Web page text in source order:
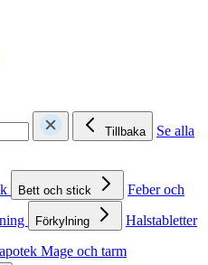
Tillbaka
Se alla
Bett och stick
Feber och
Förkylning
Halstabletter
Mage och tarm